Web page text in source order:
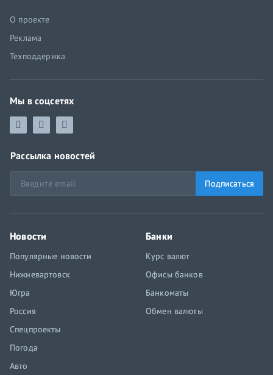
О проекте
Реклама
Техподдержка
Мы в соцсетях
Рассылка новостей
Подписаться
Новости
Популярные новости
Нижневартовск
Югра
Россия
Спецпроекты
Погода
Авто
Банки
Курс валют
Офисы банков
Банкоматы
Обмен валюты